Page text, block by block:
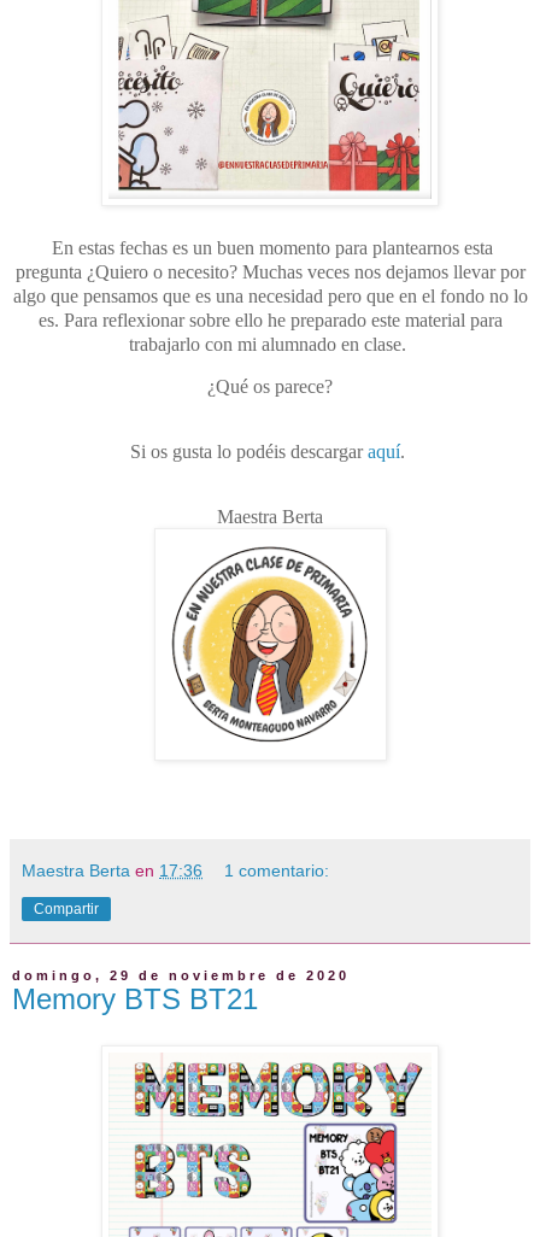
En estas fechas es un buen momento para plantearnos esta
pregunta ¿Quiero o necesito? Muchas veces nos dejamos llevar por
algo que pensamos que es una necesidad pero que en el fondo no lo
es. Para reflexionar sobre ello he preparado este material para
trabajarlo con mi alumnado en clase.
¿Qué os parece?
Si os gusta lo podéis descargaraquí.
Maestra Berta
Maestra Berta en 17:36 1 comentario:
Compartir
domingo, 29 de noviembre de 2020
Memory BTS BT21